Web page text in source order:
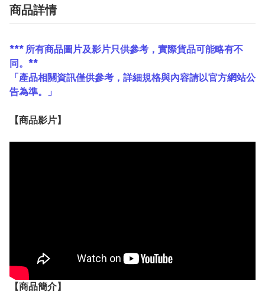
商品詳情
*** 所有商品圖片及影片只供參考，實際貨品可能略有不
同。**
「產品相關資訊僅供參考，詳細規格與內容請以官方網站公
告為準。」
【商品影片】
【商品簡介】